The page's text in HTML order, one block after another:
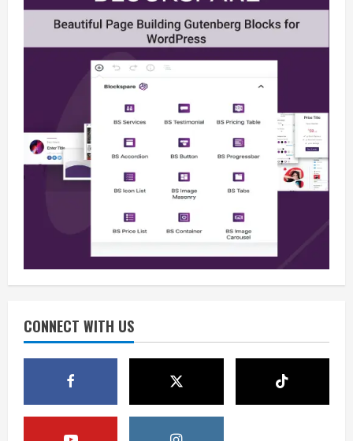
CONNECT WITH US
Berita
BMP Kecam Aksi KNPB, Serukan
Persatuan Demi Papua yang Kondusif
August 6, 2026
3
Perang Algoritma AI Makin Kompleks,
Digital
August 6, 2026
Pemerintah Perkuat Ekosistem Media
Digital Nasional Hadapi Perang
Algoritma AI